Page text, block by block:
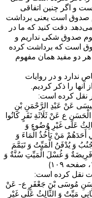
و اگر چنین اتفاقی
صدوق است یعنی برداشت
دقت کنید که ما در
صدوق شکی نداریم و
است که برداشت کرده
دو مفید همان مفهوم
ندارد و در روایات
را ذکر کردیم.
نقل کرده است:
عَنْ عَبْدِ الرَّحْمَنِ بْنِ
ع عَنْ ثَلَاثَةِ نَفَرٍ كَانُوا
عَلَى غَيْرِ وُضُوءٍ وَ
مَنْ يَأْخُذُ الْمَاءَ وَ
وَ يُدْفَنُ الْمَيِّتُ وَ تَيَمَّمَ
فَرِيضَةٌ وَ غُسْلَ الْمَيِّتِ سُنَّةٌ وَ
نقل کرده است:
مُوسَى بْنَ جَعْفَرٍ ع- عَنْ
مَيِّتٌ وَ الثَّالِثُ عَلَى غَيْرِ